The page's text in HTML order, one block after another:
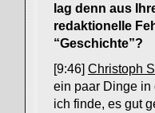
lag denn aus
redaktionelle
“Geschichte”?
[9:46] Christoph
ein paar Dinge in
ich finde, es gut